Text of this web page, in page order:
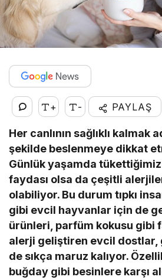
+ - PAYLAŞ
Her canlının sağlıklı kalmak
şekilde beslenmeye dikkat
Günlük yaşamda
faydası olsa da çeşitli
olabiliyor. Bu durum tıpkı
gibi evcil hayvanlar için de
ürünleri, parfüm kokusu gibi
alerji geliştiren evcil dostlar,
de sıkça maruz kalıyor.
buğday gibi besinlere karşı